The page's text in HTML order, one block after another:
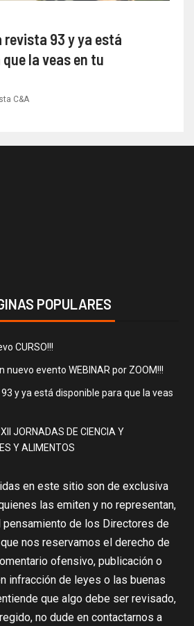
revista 93 y ya está
la veas en tu
C&A
POPULARES
CURSO!!!
evento WEBINAR por ZOOM!!!
y ya está disponible para que la veas
JORNADAS DE CIENCIA Y
Y ALIMENTOS
en este sitio son de exclusiva
las emiten y no representan,
pensamiento de los Directores de
nos reservamos el derecho de
ofensivo, publicación o
infracción de leyes o las buenas
que algo debe ser revisado,
no dude en contactarnos a